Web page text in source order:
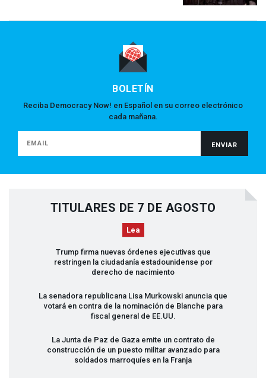
BOLETÍN
Reciba Democracy Now! en Español en su correo electrónico
cada mañana.
TITULARES DE 7 DE AGOSTO
Lea
Trump firma nuevas órdenes ejecutivas que
restringen la ciudadanía estadounidense por
derecho de nacimiento
La senadora republicana Lisa Murkowski anuncia que
votará en contra de la nominación de Blanche para
fiscal general de EE.UU.
La Junta de Paz de Gaza emite un contrato de
construcción de un puesto militar avanzado para
soldados marroquíes en la Franja